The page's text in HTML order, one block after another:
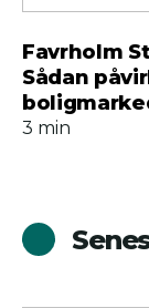
Favrholm
Sådan
3 min